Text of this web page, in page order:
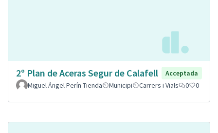
2º Plan de Aceras Segur de Calafell
Acceptada
Miguel Ángel Perín Tienda
Municipi Carrers i Vials 0 0